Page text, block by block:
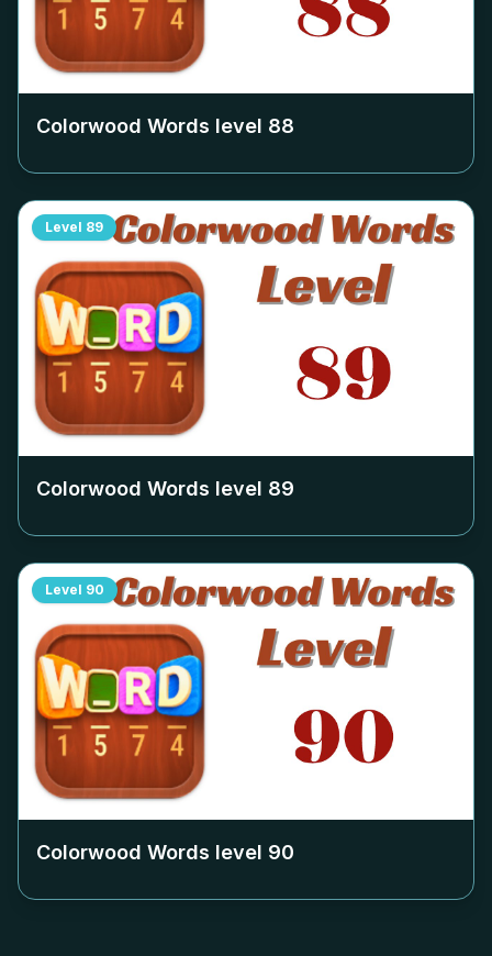
Colorwood Words level 88
Level 89
Colorwood Words level 89
Level 90
Colorwood Words level 90